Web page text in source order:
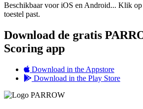
Beschikbaar voor iOS en Android... Klik
toestel past.​
Download de gratis
Scoring app
Download in the Appstore
Download in the Play Store